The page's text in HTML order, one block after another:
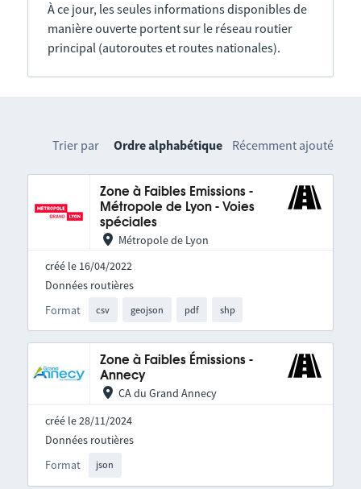
À ce jour, les seules informations disponibles de
manière ouverte portent sur le réseau routier
principal (autoroutes et routes nationales).
Trier par Ordre alphabétique Récemment ajouté
Zone à Faibles Emissions -
Métropole de Lyon - Voies
spéciales
Métropole de Lyon
créé le 16/04/2022
Format csv geojson pdf shp
Données routières
Zone à Faibles Émissions -
Annecy
CA du Grand Annecy
créé le 28/11/2024
Format json
Données routières